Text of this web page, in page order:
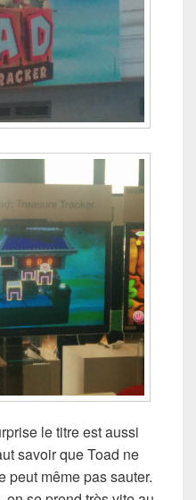
le titre est aussi
savoir que Toad ne
peut même pas sauter.